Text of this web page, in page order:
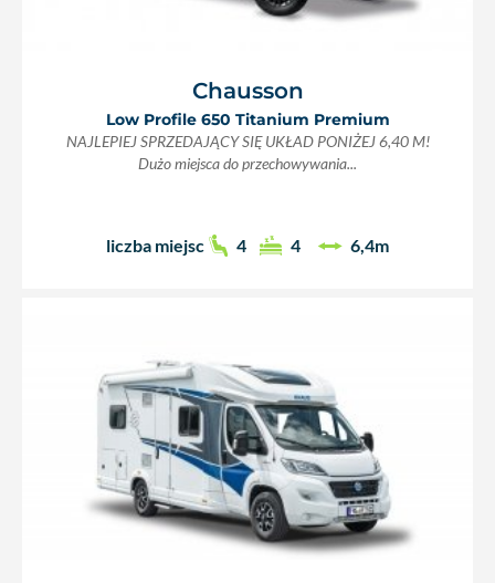
Chausson
Low Profile 650 Titanium Premium
NAJLEPIEJ SPRZEDAJĄCY SIĘ UKŁAD PONIŻEJ 6,40 M!
Dużo miejsca do przechowywania...
liczba miejsc 4 4 6,4m